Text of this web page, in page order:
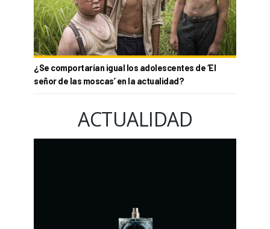
¿Se comportarían igual los adolescentes de ‘El
señor de las moscas’ en la actualidad?
ACTUALIDAD